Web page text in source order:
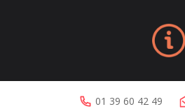
01 39 60 42 49